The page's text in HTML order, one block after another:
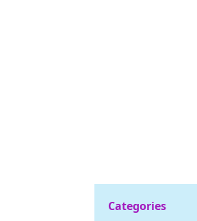
Categories